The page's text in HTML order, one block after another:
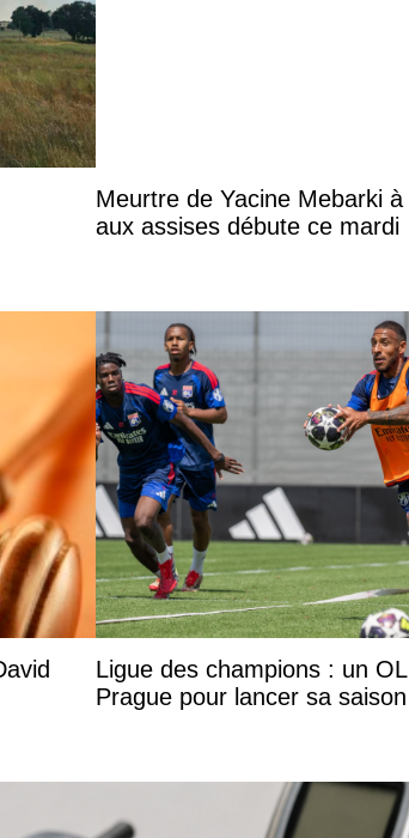
Meurtre de Yacine Mebarki
aux assises débute ce mardi
Ligue des champions : un
Prague pour lancer sa saison